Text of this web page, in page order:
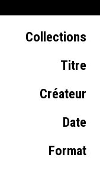
Collections
Titre
Créateur
Date
Format